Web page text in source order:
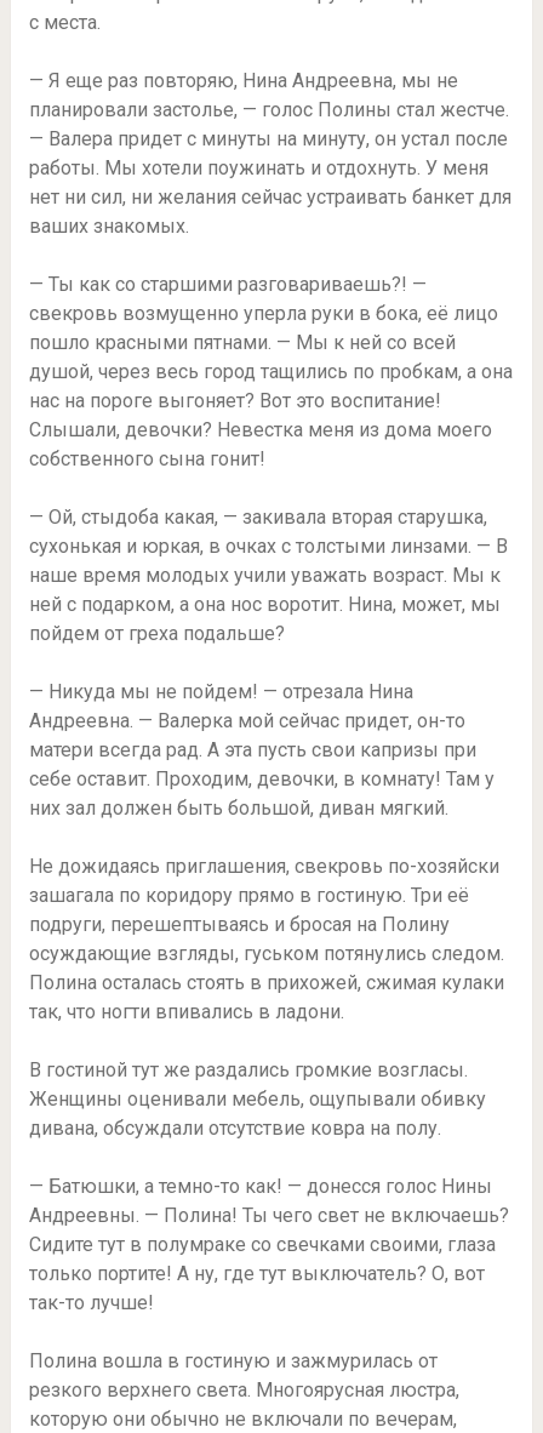
с места.
— Я еще раз повторяю, Нина Андреевна, мы не
планировали застолье, — голос Полины стал жестче.
— Валера придет с минуты на минуту, он устал после
работы. Мы хотели поужинать и отдохнуть. У меня
нет ни сил, ни желания сейчас устраивать банкет для
ваших знакомых.
— Ты как со старшими разговариваешь?! —
свекровь возмущенно уперла руки в бока, её лицо
пошло красными пятнами. — Мы к ней со всей
душой, через весь город тащились по пробкам, а она
нас на пороге выгоняет? Вот это воспитание!
Слышали, девочки? Невестка меня из дома моего
собственного сына гонит!
— Ой, стыдоба какая, — закивала вторая старушка,
сухонькая и юркая, в очках с толстыми линзами. — В
наше время молодых учили уважать возраст. Мы к
ней с подарком, а она нос воротит. Нина, может, мы
пойдем от греха подальше?
— Никуда мы не пойдем! — отрезала Нина
Андреевна. — Валерка мой сейчас придет, он-то
матери всегда рад. А эта пусть свои капризы при
себе оставит. Проходим, девочки, в комнату! Там у
них зал должен быть большой, диван мягкий.
Не дожидаясь приглашения, свекровь по-хозяйски
зашагала по коридору прямо в гостиную. Три её
подруги, перешептываясь и бросая на Полину
осуждающие взгляды, гуськом потянулись следом.
Полина осталась стоять в прихожей, сжимая кулаки
так, что ногти впивались в ладони.
В гостиной тут же раздались громкие возгласы.
Женщины оценивали мебель, ощупывали обивку
дивана, обсуждали отсутствие ковра на полу.
— Батюшки, а темно-то как! — донесся голос Нины
Андреевны. — Полина! Ты чего свет не включаешь?
Сидите тут в полумраке со свечками своими, глаза
только портите! А ну, где тут выключатель? О, вот
так-то лучше!
Полина вошла в гостиную и зажмурилась от
резкого верхнего света. Многоярусная люстра,
которую они обычно не включали по вечерам,